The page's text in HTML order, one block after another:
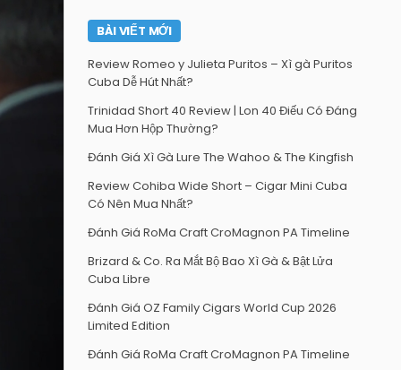
BÀI VIẾT MỚI
Review Romeo y Julieta Puritos – Xì gà Puritos
Cuba Dễ Hút Nhất?
Trinidad Short 40 Review | Lon 40 Điếu Có Đáng
Mua Hơn Hộp Thường?
Đánh Giá Xì Gà Lure The Wahoo & The Kingfish
Review Cohiba Wide Short – Cigar Mini Cuba
Có Nên Mua Nhất?
Đánh Giá RoMa Craft CroMagnon PA Timeline
Brizard & Co. Ra Mắt Bộ Bao Xì Gà & Bật Lửa
Cuba Libre
Đánh Giá OZ Family Cigars World Cup 2026
Limited Edition
Đánh Giá RoMa Craft CroMagnon PA Timeline